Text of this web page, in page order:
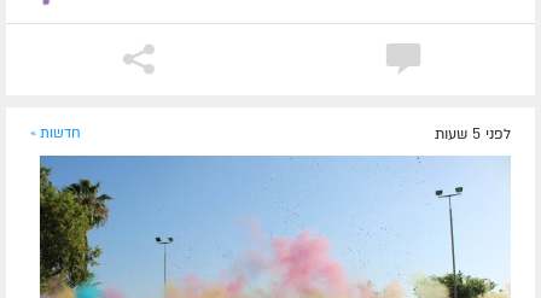
לפני 5 שעות חדשות »